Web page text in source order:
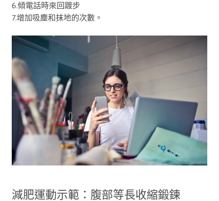
6.傾電話時來回踱步
7.增加吸塵和抹地的次數。
減肥運動示範：腹部等長收縮鍛鍊